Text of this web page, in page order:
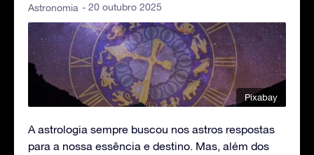
Astronomia - 20 outubro 2025
Pixabay
A astrologia sempre buscou nos astros respostas
para a nossa essência e destino. Mas, além dos